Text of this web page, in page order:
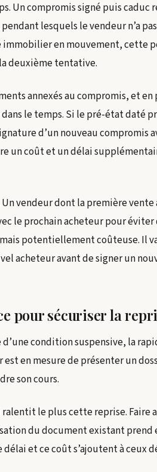
Un compromis signé puis caduc
lesquels le vendeur n’a
immobilier en mouvement, cette
deuxième tentative.
annexés au compromis, et
le temps. Si le pré-état daté
d’un nouveau compromis
un coût et un délai
vendeur dont la première
le prochain acheteur pour
potentiellement coûteuse. Il
acheteur avant de signer un
pour sécuriser la
condition suspensive, la
en mesure de présenter un
son cours.
le plus cette reprise. Faire
du document existant prend
et ce coût s’ajoutent à ceux